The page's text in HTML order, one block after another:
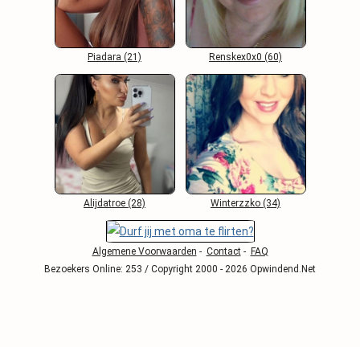
Piadara (21) Renskex0x0 (60)
Alijdatroe (28) Winterzzko (34)
Algemene Voorwaarden - Contact- FAQ
Bezoekers Online: 253 / Copyright 2000 - 2026 Opwindend.Net